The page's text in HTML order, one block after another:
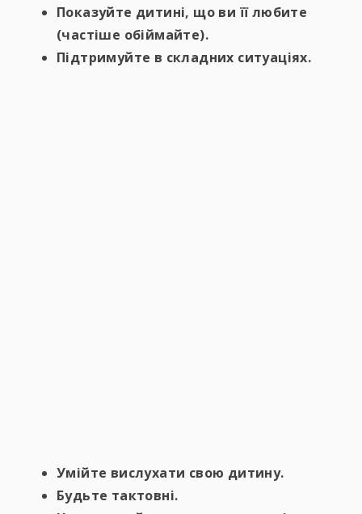
Показуйте дитині, що ви її любите
(частіше обіймайте).
Підтримуйте в складних ситуаціях.
Умійте вислухати свою дитину.
Будьте тактовні.